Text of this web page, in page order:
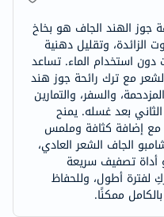
جوز الهند الجاف هو بخاخ
وتقليل دهنية
دون استخدام الماء. تساعد
مع ترك رائحة جوز هند
والسفر، والتمارين
بعد غسله. يمنح
مع إضافة كثافة وملمس
الجاف الشعر العادي،
أداة تصفيف سريعة
لفترة أطول، وللحفاظ
ممكنًا.